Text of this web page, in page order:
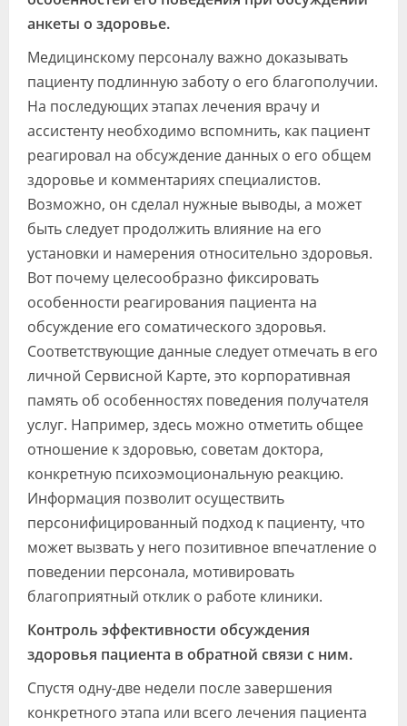
анкеты о здоровье.
Медицинскому персоналу важно доказывать
пациенту подлинную заботу о его благополучии.
На последующих этапах лечения врачу и
ассистенту необходимо вспомнить, как пациент
реагировал на обсуждение данных о его общем
здоровье и комментариях специалистов.
Возможно, он сделал нужные выводы, а может
быть следует продолжить влияние на его
установки и намерения относительно здоровья.
Вот почему целесообразно фиксировать
особенности реагирования пациента на
обсуждение его соматического здоровья.
Соответствующие данные следует отмечать в его
личной Сервисной Карте, это корпоративная
память об особенностях поведения получателя
услуг. Например, здесь можно отметить общее
отношение к здоровью, советам доктора,
конкретную психоэмоциональную реакцию.
Информация позволит осуществить
персонифицированный подход к пациенту, что
может вызвать у него позитивное впечатление о
поведении персонала, мотивировать
благоприятный отклик о работе клиники.
Контроль эффективности обсуждения
здоровья пациента в обратной связи с ним.
Спустя одну-две недели после завершения
конкретного этапа или всего лечения пациента